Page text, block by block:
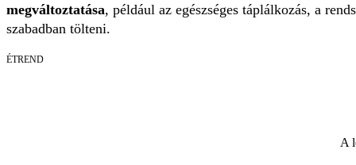
megváltoztatása, például az egészséges táplálkozás, a
szabadban tölteni.
ÉTREND
A